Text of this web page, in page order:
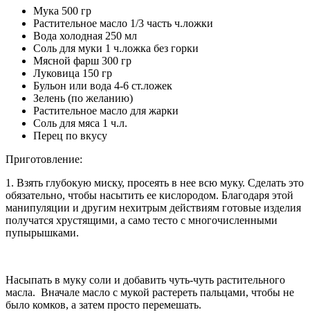
Мука 500 гр
Растительное масло 1/3 часть ч.ложки
Вода холодная 250 мл
Соль для муки 1 ч.ложка без горки
Мясной фарш 300 гр
Луковица 150 гр
Бульон или вода 4-6 ст.ложек
Зелень (по желанию)
Растительное масло для жарки
Соль для мяса 1 ч.л.
Перец по вкусу
Приготовление:
1. Взять глубокую миску, просеять в нее всю муку. Сделать это
обязательно, чтобы насытить ее кислородом. Благодаря этой
манипуляции и другим нехитрым действиям готовые изделия
получатся хрустящими, а само тесто с многочисленными
пупырышками.
Насыпать в муку соли и добавить чуть-чуть растительного
масла. Вначале масло с мукой растереть пальцами, чтобы не
было комков, а затем просто перемешать.